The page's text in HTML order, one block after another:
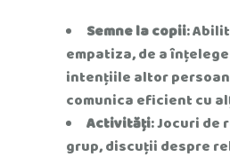
Semne la copii:
empatiza, de a
intențiile altor
comunica eficient cu
Activități: Jocuri de
grup, discuții despre